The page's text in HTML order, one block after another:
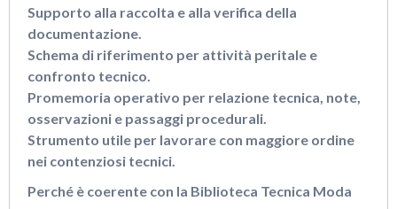
Supporto alla raccolta e alla verifica della
documentazione.
Schema di riferimento per attività peritale e
confronto tecnico.
Promemoria operativo per relazione tecnica, note,
osservazioni e passaggi procedurali.
Strumento utile per lavorare con maggiore ordine
nei contenziosi tecnici.
Perché è coerente con la Biblioteca Tecnica Moda